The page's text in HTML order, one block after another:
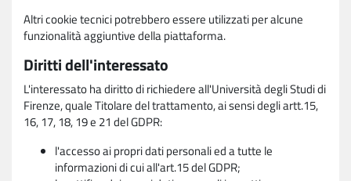
Altri cookie tecnici potrebbero essere utilizzati per alcune
funzionalità aggiuntive della piattaforma.
Diritti dell'interessato
L'interessato ha diritto di richiedere all'Università degli Studi di
Firenze, quale Titolare del trattamento, ai sensi degli artt.15,
16, 17, 18, 19 e 21 del GDPR:
l'accesso ai propri dati personali ed a tutte le
informazioni di cui all'art.15 del GDPR;